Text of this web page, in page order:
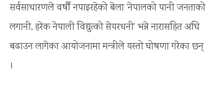
सर्वसाधारणले वर्षौं नपाइरहेको बेला ‘नेपालको पानी जनताको
लगानी, हरेक नेपाली विद्युत्को सेयरधनी’ भन्ने नारासहित अघि
बढाउन लागेका आयोजनामा मन्त्रीले यस्तो घोषणा गरेका छन्
।